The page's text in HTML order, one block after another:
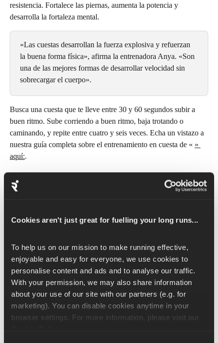
Cookies aren't just great for fuelling your long runs...
To help us on our mission to make running effective,
enjoyable and easy for everyone, we use cookies to
personalise content and ads and to analyse our traffic.
With your permission, we may also share information
about your use of our site with our partners (e.g. for
marketing). You can disable cookies anytime in your
resistencia. Fortalece las piernas, aumenta la potencia y
desarrolla la fortaleza mental.
«Las cuestas desarrollan la fuerza explosiva y refuerzan
la buena forma física», afirma la entrenadora Anya. «Son
una de las mejores formas de desarrollar velocidad sin
sobrecargar el cuerpo».
Busca una cuesta que te lleve entre 30 y 60 segundos subir a
buen ritmo. Sube corriendo a buen ritmo, baja trotando o
caminando, y repite entre cuatro y seis veces. Echa un vistazo a
nuestra guía completa sobre el entrenamiento en cuesta de « »
aquí:.
4. Consigue el calzado
adecuado
ligeras pueden ayudarte a ganar velocidad, mientras que los
articulaciones en las carreras más largas.
Los modelos de la serie « » con suela de carbono pueden darte
un empujón el día de la carrera, pero la entrenadora Anya
desaconseja usarlos todo el tiempo: